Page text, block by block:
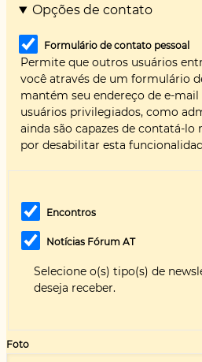
Opções de contato
Formulário de contato pessoal
Permite que outros usuários
você através de um formulário
mantém seu endereço de e-
usuários privilegiados, como
ainda são capazes de contatá-
por desabilitar esta
Encontros
Notícias Fórum AT
Selecione o(s) tipo(s) de
deseja receber.
Foto